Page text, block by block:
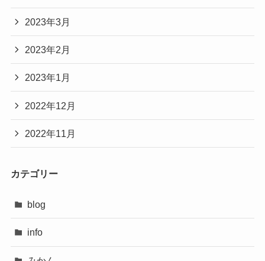
2023年3月
2023年2月
2023年1月
2022年12月
2022年11月
カテゴリー
blog
info